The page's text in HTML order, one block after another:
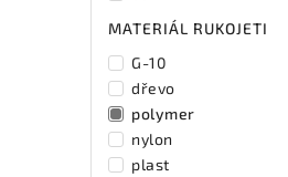
MATERIÁL RUKOJETI
G-10
dřevo
polymer
nylon
plast